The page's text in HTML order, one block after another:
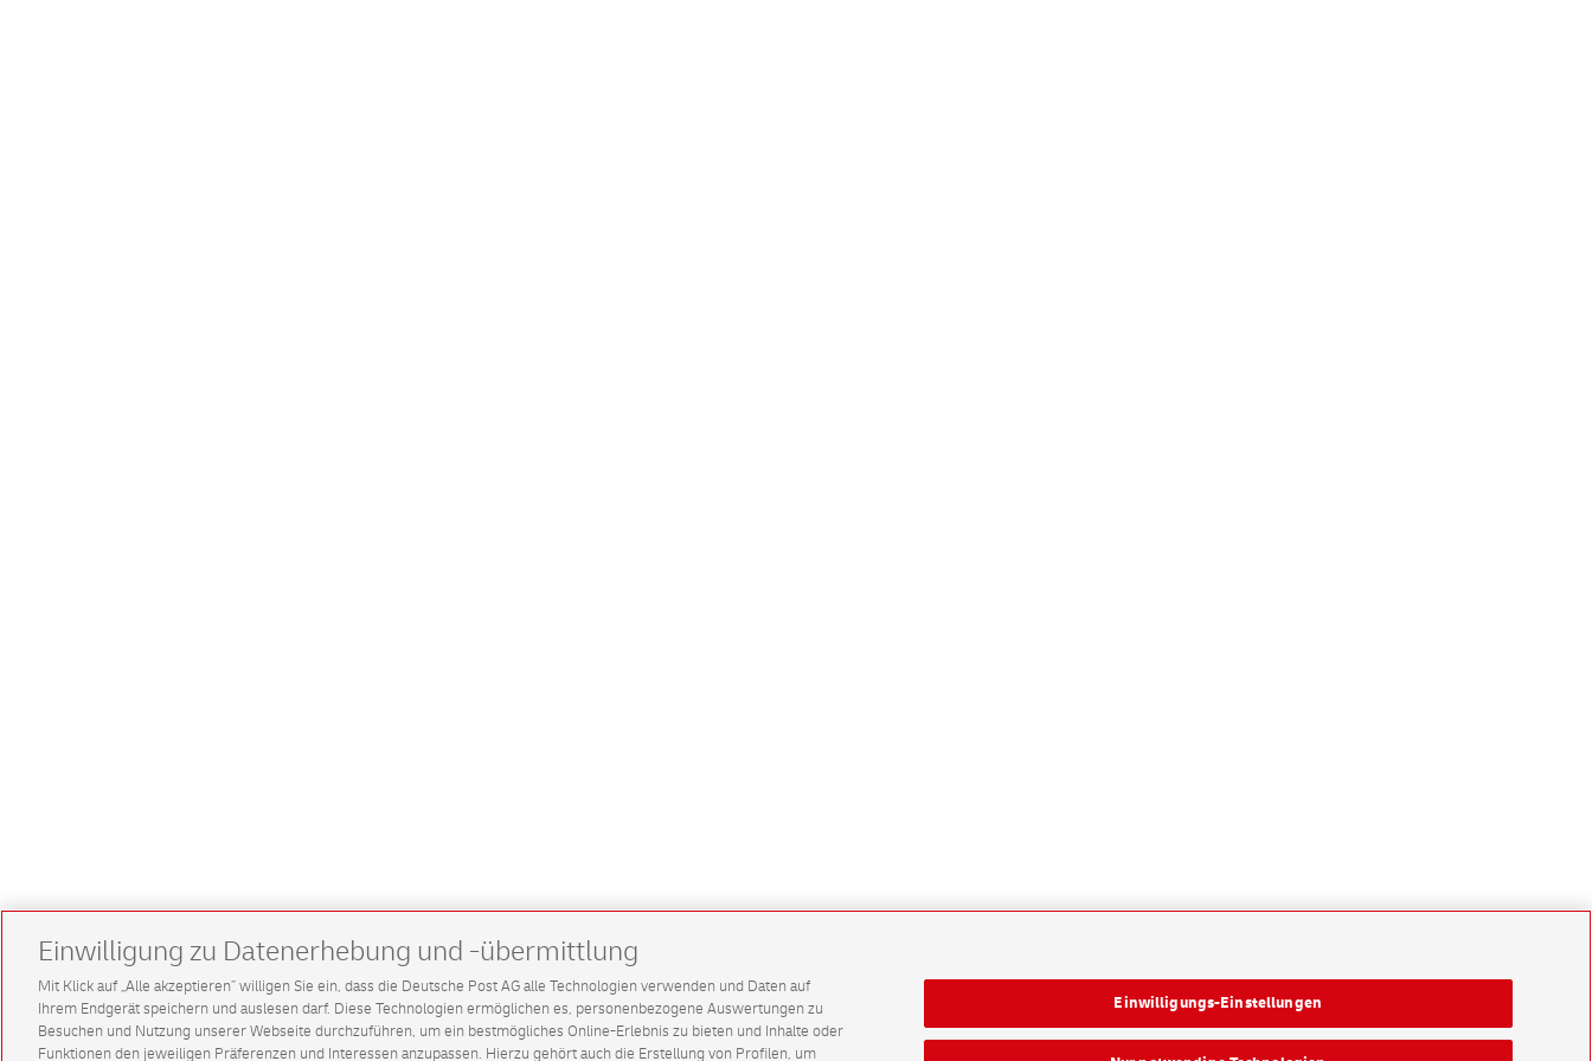
Einwilligung zu Datenerhebung und -übermittlung
Mit Klick auf „Alle akzeptieren” willigen Sie ein, dass die Deutsche Post AG alle Technologien verwenden und Daten auf
Ihrem Endgerät speichern und auslesen darf. Diese Technologien ermöglichen es, personenbezogene Auswertungen zu
Besuchen und Nutzung unserer Webseite durchzuführen, um ein bestmögliches Online-Erlebnis zu bieten und Inhalte oder
Funktionen den jeweiligen Präferenzen und Interessen anzupassen. Hierzu gehört auch die Erstellung von Profilen, um
Einwilligungs-Einstellungen